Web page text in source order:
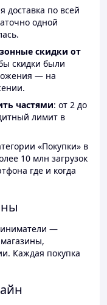
доставка по всей
одной
скидки от
скидки были
— на
частями: от 2 до
лимит в
«Покупки» в
10 млн загрузок
где и когда
—
Каждая покупка